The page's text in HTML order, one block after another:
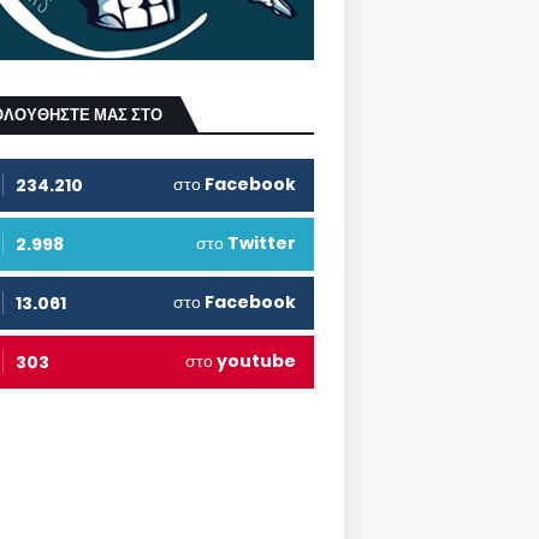
ΜΑΣ ΣΤΟ
234.210 στο Facebook
2.998 στο Twitter
13.061 στο Facebook
303 στοyoutube